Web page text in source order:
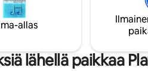
näkymät merelle ja Puerto de la
TAKAAMME PUHTAUDEN,
JA MUKAVUUDEN.
allas
lähellä paikkaa